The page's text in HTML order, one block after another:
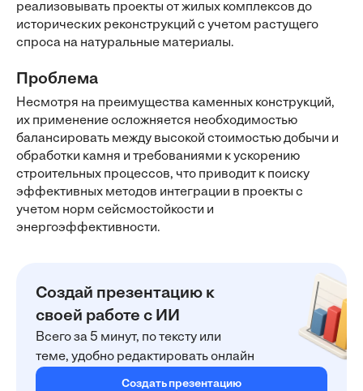
реализовывать проекты от жилых комплексов до
исторических реконструкций с учетом растущего
спроса на натуральные материалы.
Проблема
Несмотря на преимущества каменных конструкций,
их применение осложняется необходимостью
балансировать между высокой стоимостью добычи и
обработки камня и требованиями к ускорению
строительных процессов, что приводит к поиску
эффективных методов интеграции в проекты с
учетом норм сейсмостойкости и
энергоэффективности.
Создай презентацию к
своей работе с ИИ
Всего за 5 минут, по тексту или
теме, удобно редактировать онлайн
Создать презентацию